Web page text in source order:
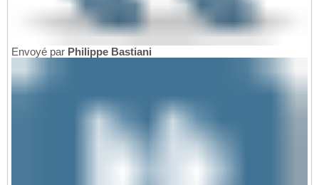
Envoyé par Philippe Bastiani